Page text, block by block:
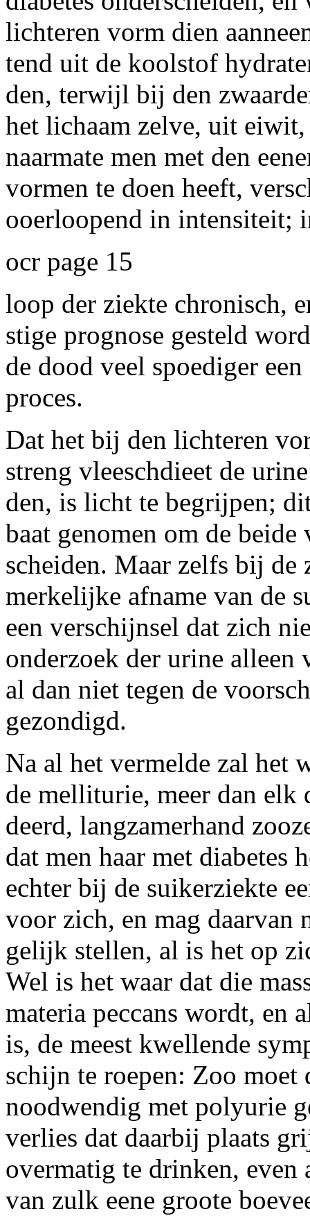
lichteren vorm dien
tend uit de koolstof
den, terwijl bij den
het lichaam zelve, uit
naarmate men met den
vormen te doen heeft,
ooerloopend in intensiteit;
ocr page 15
loop der ziekte chronisch,
stige prognose gesteld
de dood veel spoediger
proces.
Dat het bij den lichteren
streng vleeschdieet de
den, is licht te begrijpen;
baat genomen om de
scheiden. Maar zelfs bij de
merkelijke afname van de
een verschijnsel dat zich
onderzoek der urine
al dan niet tegen de
gezondigd.
Na al het vermelde zal het
de melliturie, meer dan elk
deerd, langzamerhand
dat men haar met diabetes
echter bij de suikerziekte
voor zich, en mag daarvan
gelijk stellen, al is het op
Wel is het waar dat die
materia peccans wordt, en
is, de meest kwellende
schijn te roepen: Zoo
noodwendig met polyurie
verlies dat daarbij plaats
overmatig te drinken,
van zulk eene groote